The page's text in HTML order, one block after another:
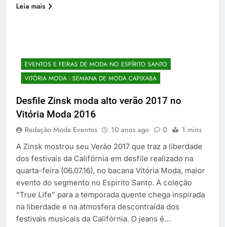
Leia mais
EVENTOS E FEIRAS DE MODA NO ESPÍRITO SANTO
VITÓRIA MODA - SEMANA DE MODA CAPIXABA
Desfile Zinsk moda alto verão 2017 no
Vitória Moda 2016
Redação Moda Eventos 10 anos ago 0 1 mins
A Zinsk mostrou seu Verão 2017 que traz a liberdade
dos festivais da Califórnia em desfile realizado na
quarta-feira (06.07.16), no bacana Vitória Moda, maior
evento do segmento no Espírito Santo. A coleção
“True Life” para a temporada quente chega inspirada
na liberdade e na atmosfera descontraída dos
festivais musicais da Califórnia. O jeans é…